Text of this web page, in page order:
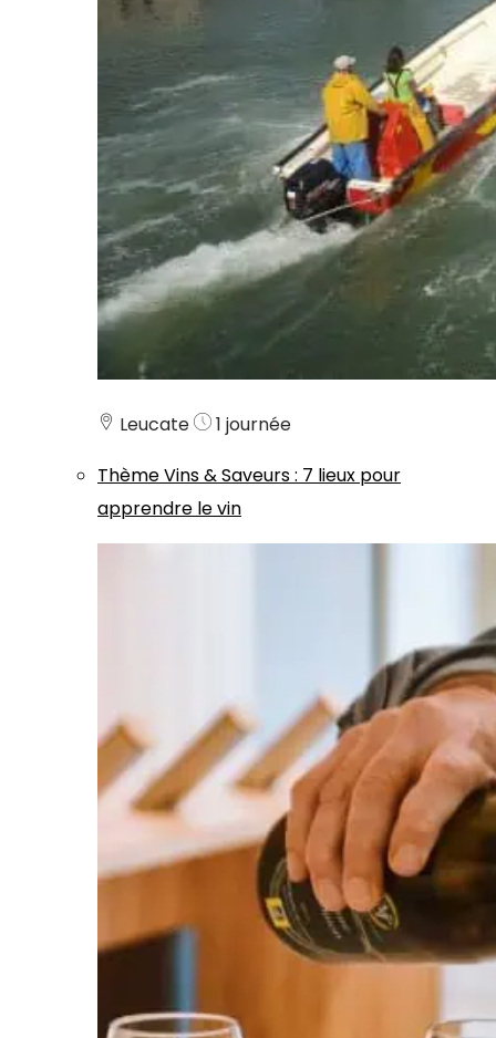
Leucate
1 journée
ThèmeVins & Saveurs: 7 lieux pour
apprendre le vin